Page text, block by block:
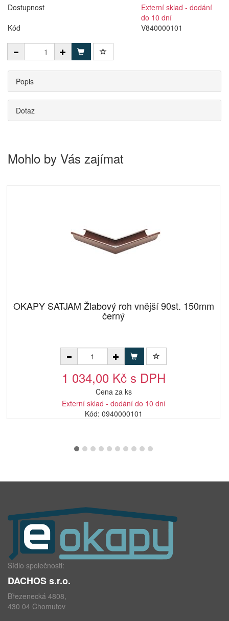
Dostupnost
Externí sklad - dodání
do 10 dní
Kód
V840000101
Popis
Dotaz
Mohlo by Vás zajímat
OKAPY SATJAM Žlabový roh vnější 90st. 150mm
černý
1 034,00 Kč s DPH
Cena za ks
Externí sklad - dodání do 10 dní
Kód: 0940000101
Sídlo společnosti:
DACHOS s.r.o.
Březenecká 4808,
430 04 Chomutov